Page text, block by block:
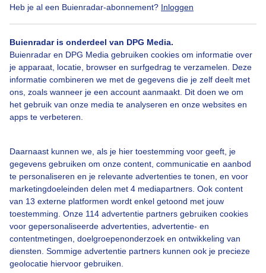
Heb je al een Buienradar-abonnement? Inloggen
Buienradar is onderdeel van DPG Media.
Buienradar en DPG Media gebruiken cookies om informatie over
je apparaat, locatie, browser en surfgedrag te verzamelen. Deze
informatie combineren we met de gegevens die je zelf deelt met
ons, zoals wanneer je een account aanmaakt. Dit doen we om
het gebruik van onze media te analyseren en onze websites en
apps te verbeteren.
Daarnaast kunnen we, als je hier toestemming voor geeft, je
gegevens gebruiken om onze content, communicatie en aanbod
te personaliseren en je relevante advertenties te tonen, en voor
marketingdoeleinden delen met 4 mediapartners. Ook content
van 13 externe platformen wordt enkel getoond met jouw
toestemming. Onze 114 advertentie partners gebruiken cookies
voor gepersonaliseerde advertenties, advertentie- en
contentmetingen, doelgroepenonderzoek en ontwikkeling van
diensten. Sommige advertentie partners kunnen ook je precieze
geolocatie hiervoor gebruiken.
Bekijk slideshow
Over Buienradar
Bedrijfsgegevens
Veelgestelde vragen